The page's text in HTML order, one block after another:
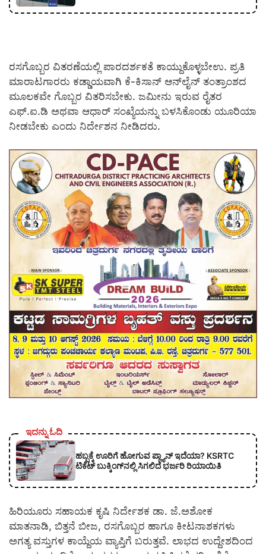
ರಸಗೊಬ್ಬರ ವಿತರಣೆಯಲ್ಲಿ ಪಾರದರ್ಶಕತೆ ಕಾಯ್ದುಕೊಳ್ಳಬೇಉ. ಪ್ರತಿ
ಮಾರಾಟಗಾರರು ಕಡ್ಡಾಯವಾಗಿ ಕೆ-ಕಿಸಾನ್ ಆನ್‍ಲೈನ್ ತಂತ್ರಾಂಶದ
ಮೂಲಕವೇ ಗೊಬ್ಬರ ವಿತರಿಸಬೇಕು. ಜಮೀನು ಇರುವ ರೈತರ
ಎಫ್.ಐ.ಡಿ ಅಥವಾ ಆಧಾರ್ ಸಂಖ್ಯೆಯನ್ನು ಬಳಸಿಕೊಂಡು ಯೂರಿಯಾ
ನೀಡಬೇಕು ಎಂದು ನಿರ್ದೇಶನ ನೀಡಿದರು.
ಇದನ್ನು ಓದಿ
ಹಬ್ಬಕ್ಕೆ ಊರಿಗೆ ಹೋಗುವ ಪ್ಲ್ಯಾನ್ ಇದೆಯಾ? KSRTC
ಟಿಕೆಟ್ ಬುಕ್ಕಿಂಗ್‌ನಲ್ಲಿ ಸಿಗಲಿದೆ ಭರ್ಜರಿ ರಿಯಾಯಿತಿ
ಹಿರಿಯೂರು ಸಹಾಯಕ ಕೃಷಿ ನಿರ್ದೇಶಕ ಡಾ. ಜೆ.ಅಶೋಕ
ಮಾತನಾಡಿ, ಬಿತ್ತನೆ ಬೀಜ, ರಸಗೊಬ್ಬರ ಹಾಗೂ ಕೀಟನಾಶಕಗಳು
ಅಗತ್ಯ ವಸ್ತುಗಳ ಕಾಯ್ದೆಯ ವ್ಯಾಪ್ತಿಗೆ ಬರುತ್ತವೆ. ಲಾಭದ ಉದ್ದೇಶದಿಂದ